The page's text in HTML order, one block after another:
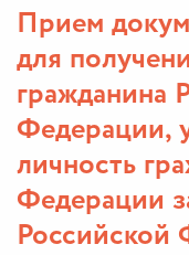
Прием
для
гражданина
Федерации,
личность
Федерации
Российской